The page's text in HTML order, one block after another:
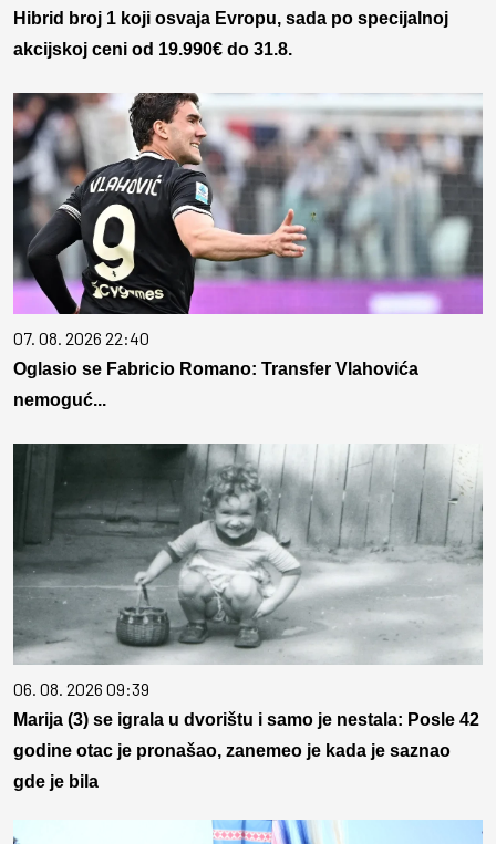
Hibrid broj 1 koji osvaja Evropu, sada po specijalnoj
akcijskoj ceni od 19.990€ do 31.8.
07. 08. 2026 22:40
Oglasio se Fabricio Romano: Transfer Vlahovića
nemoguć...
06. 08. 2026 09:39
Marija (3) se igrala u dvorištu i samo je nestala: Posle 42
godine otac je pronašao, zanemeo je kada je saznao
gde je bila